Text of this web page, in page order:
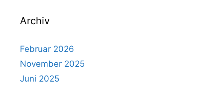
Archiv
Februar 2026
November 2025
Juni 2025